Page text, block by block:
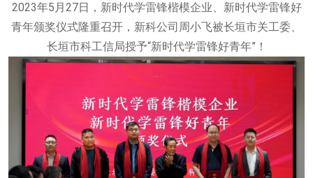
2023年5月27日，新时代学雷锋楷模企业、新时代学雷锋好
青年颁奖仪式隆重召开，新科公司周小飞被长垣市关工委、
长垣市科工信局授予“新时代学雷锋好青年”！